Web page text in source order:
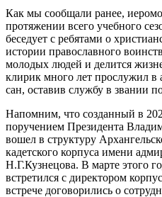
Как мы сообщали ранее,
протяжении всего учебного
беседует с ребятами о
истории православного
молодых людей и делится
клирик много лет прослужил
сан, оставив службу в звании
Напомним, что созданный в
поручением Президента
вошел в структуру
кадетского корпуса имени
Н.Г.Кузнецова. В марте этого
встретился с директором
встрече договорились о